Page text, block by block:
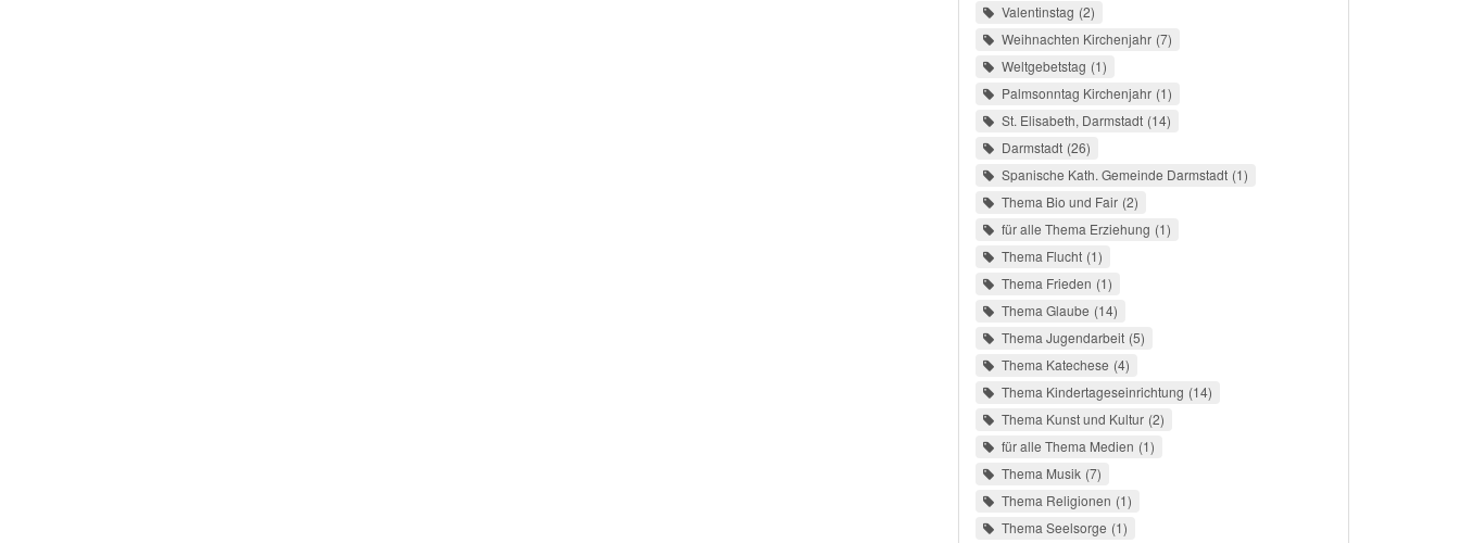
Valentinstag 2
Weihnachten Kirchenjahr 7
Weltgebetstag 1
Palmsonntag Kirchenjahr 1
St. Elisabeth, Darmstadt 14
Darmstadt 26
Spanische Kath. Gemeinde Darmstadt 1
Thema Bio und Fair 2
für alle Thema Erziehung 1
Thema Flucht 1
Thema Frieden 1
Thema Glaube 14
Thema Jugendarbeit 5
Thema Katechese 4
Thema Kindertageseinrichtung 14
Thema Kunst und Kultur 2
für alle Thema Medien 1
Thema Musik 7
Thema Religionen 1
Thema Seelsorge 1